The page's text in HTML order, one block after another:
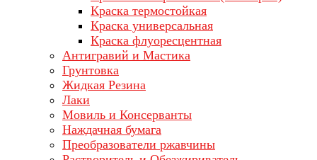
Краска термостойкая
Краска универсальная
Краска флуоресцентная
Антигравий и Мастика
Грунтовка
Жидкая Резина
Лаки
Мовиль и Консерванты
Наждачная бумага
Преобразователи ржавчины